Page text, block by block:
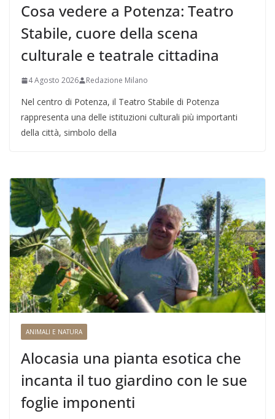
Cosa vedere a Potenza: Teatro
Stabile, cuore della scena
culturale e teatrale cittadina
4 Agosto 2026 Redazione Milano
Nel centro di Potenza, il Teatro Stabile di Potenza
rappresenta una delle istituzioni culturali più importanti
della città, simbolo della
ANIMALI E NATURA
Alocasia una pianta esotica che
incanta il tuo giardino con le sue
foglie imponenti